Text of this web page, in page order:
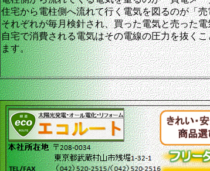
住宅から電柱側へ流れて行く電気を図るのが「
それぞれが毎月検針され、買った電気と売った
自宅で消費される電気はその電線の圧力を抜く
ます。